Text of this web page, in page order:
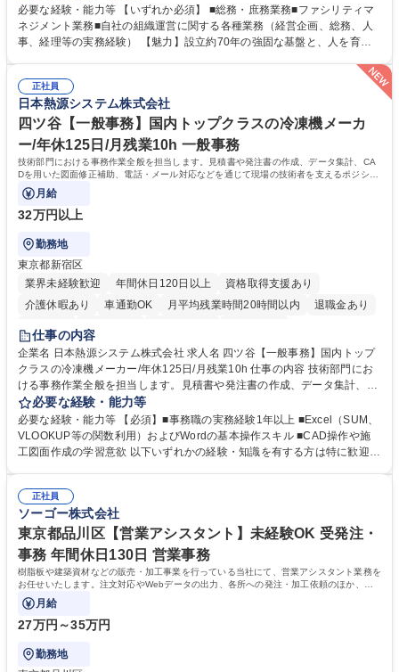
募集いたします。 ■総務・庶務業務：外部委託先（外注先）や契約書の管
理、総務部門での管理業務、会計管理や決算業務、印刷物等の制作管理等
※親会社である農林中央金庫から受託した総務庶務業務 ■ファシリティマ
境構築、ビル管理・設備管理、警備、車両運行管理等 ■自社の組織運営に
関する各種業務（経営企画、総務、人事、経理等） 募集職種 【事務系総
合職】農林中央金庫のバックオフィス業務/安定基盤/年休120日
必要な経験・能力等 【いずれか必須】 ■総務・庶務業務■ファシリティマ
ネジメント業務■自社の組織運営に関する各種業務（経営企画、総務、人
事、経理等の実務経験） 【魅力】設立約70年の強固な基盤と、人を育て
社。充実した福利厚生と、ワークライフバランスの整った環境がありま
す。 また、業務がしっかりと基準化されており、中途入社でも質問しやす
く馴染みやすい和やかな社風です。さらに、簿記やファシリティマネジャ
ーなどの資格取得に向けた費用負担や報奨金制度が非常に手厚く、成長で
きる環境です。 学歴・資格 学歴：大学院 大学 高専 短大 語学力： 資格：
日商簿記検定2級
正社員
日本熱源システム株式会社
四ツ谷【一般事務】国内トップクラスの冷凍機メーカ
ー/年休125日/月残業10h 一般事務
技術部門における事務作業全般を担当します。見積書や発注書の作成、データ集計、CA
Dを用いた図面修正補助、電話・メール対応などを通じて現場の技術者を支えるポジショ
ンです。
月給
32万円以上
勤務地
東京都新宿区
業界未経験歓迎
年間休日120日以上
資格取得支援あり
介護休暇あり
車通勤OK 月平均残業時間20時間以内
退職金あり
賞与あり
交通費支給
仕事の内容
企業名 日本熱源システム株式会社 求人名 四ツ谷【一般事務】国内トップ
クラスの冷凍機メーカー/年休125日/月残業10h 仕事の内容 技術部門にお
ける事務作業全般を担当します。見積書や発注書の作成、データ集計、C
ADを用いた図面修正補助、電話・メール対応などを通じて現場の技術者
を支えるポジションです。 【仕事内容】■資料の整理、作成、ファイリン
グ、受発注等のデータ入力 ■工事見積書や発注書など案件に関する書面の
作成および管理■Excel関数を用いたデータ集計および管理■CAD操作によ
中で少しずつ身につけられますので、専門知識を持たない方でも安心して
ご応募いただけます。 募集職種 四ツ谷【一般事務】国内トップクラスの
冷凍機メーカー/年休125日/月残業10h
必要な経験・能力等
必要な経験・能力等 【必須】■事務職の実務経験1年以上 ■Excel（SUM、
VLOOKUP等の関数利用）およびWordの基本操作スキル ■CAD操作や施
工図面作成の学習意欲 以下いずれかの経験・知識を有する方は特に歓迎し
を使用しますが既存フォーマットへの入力・修正が中心です。一から関数
を組むことはありませんのでご安心ください。 学歴・資格 学歴：大学院
大学 高専 短大 専修学校 高校 語学力： 資格：第一種運転免許普通自動車
正社員
ソーゴー株式会社
東京都品川区【営業アシスタント】未経験OK 受発注・
事務 年間休日130日 営業事務
樹脂板や建築資材などの販売・加工事業を行っている当社にて、営業アシスタント業務を
お任せいたします。注文対応やWebデータの出力、各所への発注・加工依頼のほか、電
話・メール対応等の事務業務を担当します。
月給
27万円～35万円
勤務地